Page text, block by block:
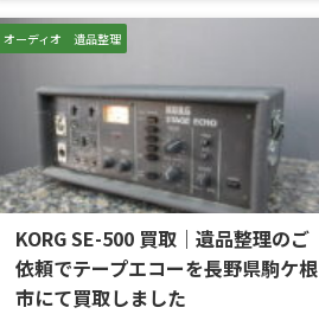
取させていただきました。今回のお品物
は、AU-D907をベースに各部の高品位化
ネルの音出し状態、入力切替、ボリュー
ム、トーンコントロール、フォノ入力、
スピーカー出力、Pre Out、Main Amp入
力、外観コンディション、取扱説明書な
ど付属品の有無を確認しながら査定いた
しました。 買取商品：SANSUI AU-D907
LIMITED メーカー：SANSUI / 山水 / ...
オーディオ 遺品整理
KORG SE-500 買取｜遺品整理のご
依頼でテープエコーを長野県駒ケ根
市にて買取しました